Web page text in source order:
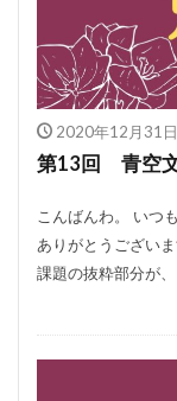
2020年12月31日
第13回 青空文
こんばんわ。 いつ
ありがとうござい
課題の抜粋部分が